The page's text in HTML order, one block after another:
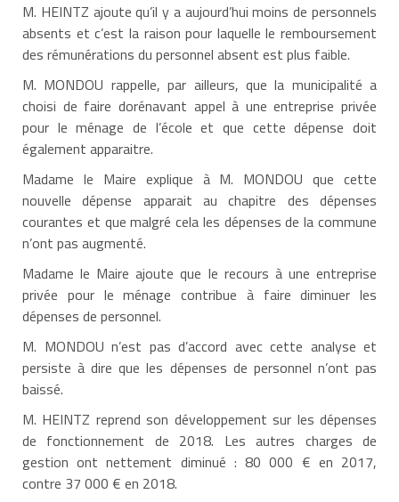
M. HEINTZ ajoute qu’il y a aujourd’hui moins de personnels
absents et c’est la raison pour laquelle le remboursement
des rémunérations du personnel absent est plus faible.
M. MONDOU rappelle, par ailleurs, que la municipalité a
choisi de faire dorénavant appel à une entreprise privée
pour le ménage de l’école et que cette dépense doit
également apparaitre.
Madame le Maire explique à M. MONDOU que cette
nouvelle dépense apparait au chapitre des dépenses
courantes et que malgré cela les dépenses de la commune
n’ont pas augmenté.
Madame le Maire ajoute que le recours à une entreprise
privée pour le ménage contribue à faire diminuer les
dépenses de personnel.
M. MONDOU n’est pas d’accord avec cette analyse et
persiste à dire que les dépenses de personnel n’ont pas
baissé.
M. HEINTZ reprend son développement sur les dépenses
de fonctionnement de 2018. Les autres charges de
gestion ont nettement diminué : 80 000 € en 2017,
contre 37 000 € en 2018.